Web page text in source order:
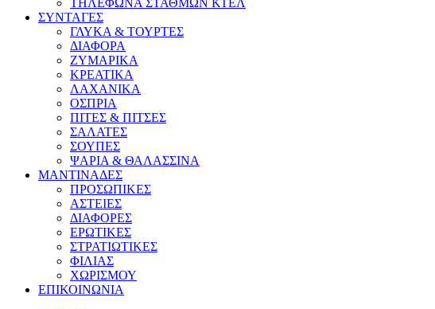
ΤΗΛΕΦΩΝΑ ΣΤΑΘΜΩΝ ΚΤΕΛ
ΣΥΝΤΑΓΕΣ
ΓΛΥΚΑ & ΤΟΥΡΤΕΣ
ΔΙΑΦΟΡΑ
ΖΥΜΑΡΙΚΑ
ΚΡΕΑΤΙΚΑ
ΛΑΧΑΝΙΚΑ
ΟΣΠΡΙΑ
ΠΙΤΕΣ & ΠΙΤΣΕΣ
ΣΑΛΑΤΕΣ
ΣΟΥΠΕΣ
ΨΑΡΙΑ & ΘΑΛΑΣΣΙΝΑ
ΜΑΝΤΙΝΑΔΕΣ
ΠΡΟΣΩΠΙΚΕΣ
ΑΣΤΕΙΕΣ
ΔΙΑΦΟΡΕΣ
ΕΡΩΤΙΚΕΣ
ΣΤΡΑΤΙΩΤΙΚΕΣ
ΦΙΛΙΑΣ
ΧΩΡΙΣΜΟΥ
ΕΠΙΚΟΙΝΩΝΙΑ